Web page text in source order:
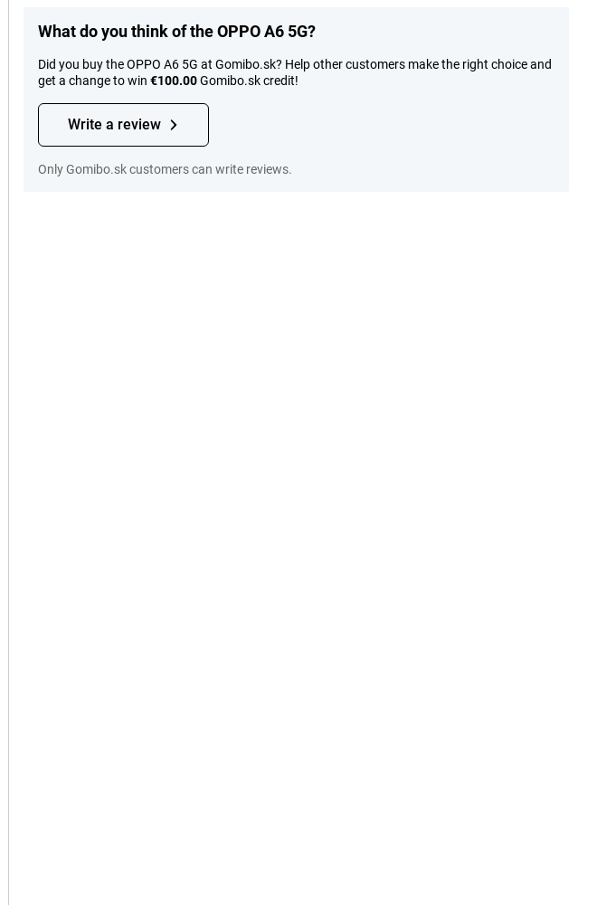
What do you think of the OPPO A6 5G?
Did you buy the OPPO A6 5G at Gomibo.sk? Help other customers make the right choice and
get a change to win €100.00Gomibo.sk credit!
Write a review
Only Gomibo.sk customers can write reviews.